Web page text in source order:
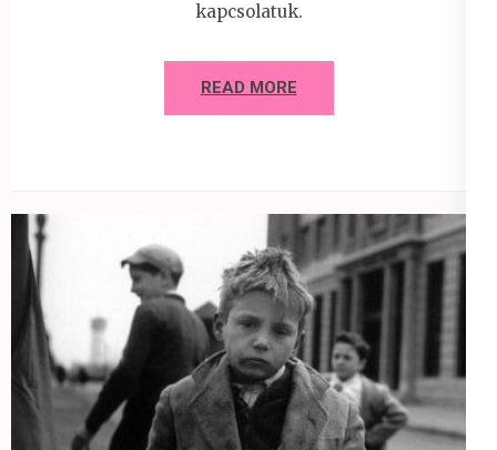
kapcsolatuk.
READ MORE